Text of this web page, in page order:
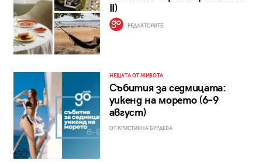
II)
РЕДАКТОРИТЕ
НЕЩАТА ОТ ЖИВОТА
Събития за седмицата:
уикенд на морето (6–9
август)
ОТ КРИСТИЯНА БУРДЕВА